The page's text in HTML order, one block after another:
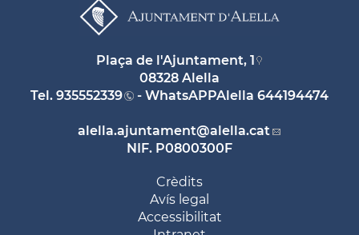
Plaça de l'Ajuntament, 1
08328 Alella
Tel. 935552339 - WhatsAPPAlella 644194474
alella.ajuntament@alella.cat
NIF. P0800300F
Crèdits
Avís legal
Accessibilitat